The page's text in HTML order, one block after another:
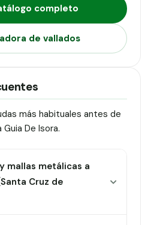
completo
de vallados
más habituales antes de
De Isora.
mallas metálicas a
Cruz de